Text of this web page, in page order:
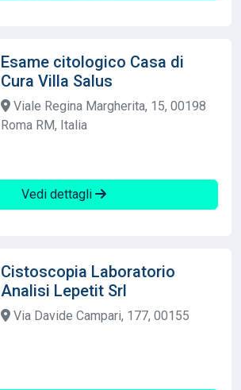
Esame citologico Casa di
Cura Villa Salus
Viale Regina Margherita, 15, 00198
Roma RM, Italia
Vedi dettagli
Cistoscopia Laboratorio
Analisi Lepetit Srl
Via Davide Campari, 177, 00155